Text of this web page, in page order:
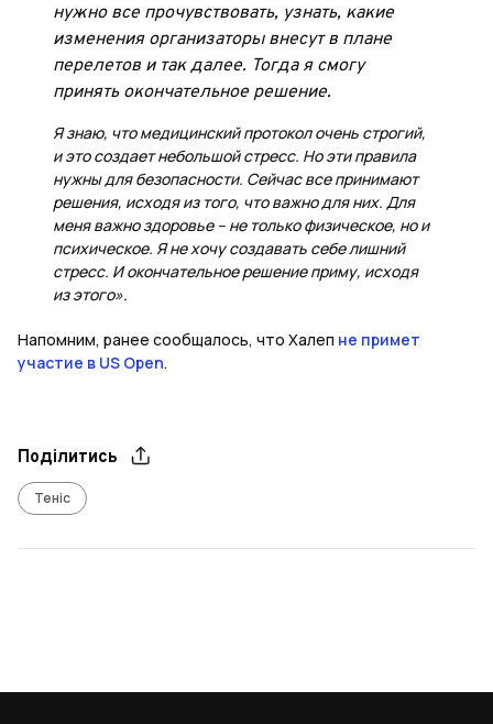
нужно все прочувствовать, узнать, какие
изменения организаторы внесут в плане
перелетов и так далее. Тогда я смогу
принять окончательное решение.
Я знаю, что медицинский протокол очень строгий,
и это создает небольшой стресс. Но эти правила
нужны для безопасности. Сейчас все принимают
решения, исходя из того, что важно для них. Для
меня важно здоровье – не только физическое, но и
психическое. Я не хочу создавать себе лишний
стресс. И окончательное решение приму, исходя
из этого».
Напомним, ранее сообщалось, что Халеп не примет
участие в US Open.
Поділитись
Теніс